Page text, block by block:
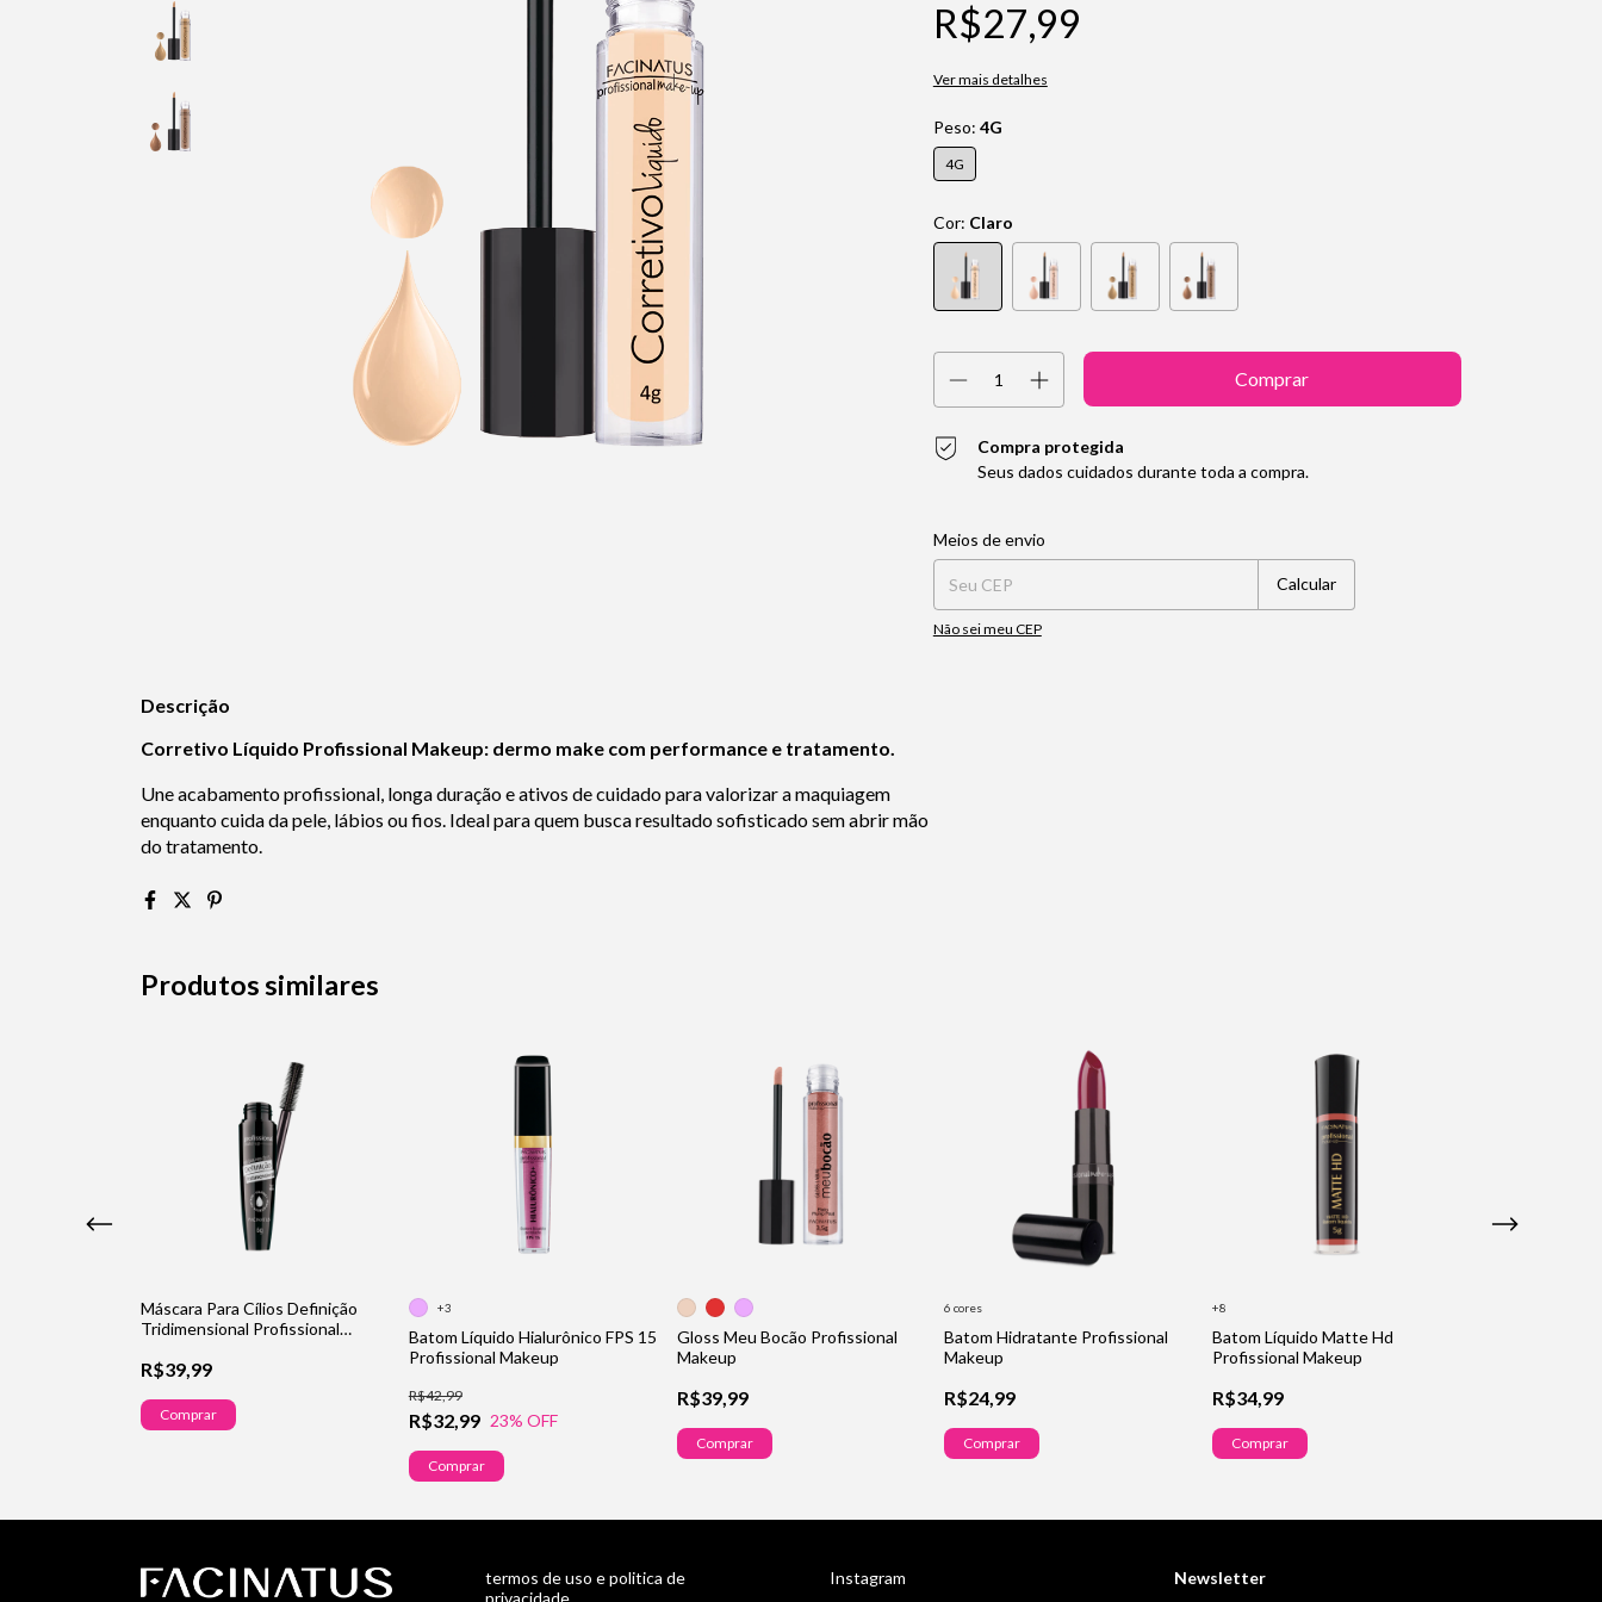
R$27,99
Ver mais detalhes
Peso: 4G
4G
Cor: Claro
Compra protegida
Seus dados cuidados durante toda a compra.
Entregas para o CEP:
Meios de envio
Calcular
Não sei meu CEP
Descrição
Corretivo Líquido Profissional Makeup: dermo make com performance e tratamento.
Une acabamento profissional, longa duração e ativos de cuidado para valorizar a maquiagem
enquanto cuida da pele, lábios ou fios. Ideal para quem busca resultado sofisticado sem abrir mão
do tratamento.
Produtos similares
Máscara Para Cílios Definição
Tridimensional Profissional
R$39,99
Comprar
Batom Líquido Hialurônico FPS 15
Profissional Makeup
R$32,99
R$42,99
23% OFF
+3
Comprar
Gloss Meu Bocão Profissional
Makeup
R$39,99
Comprar
Batom Hidratante Profissional
Makeup
R$24,99
6 cores
Comprar
Batom Líquido Matte Hd
Profissional Makeup
R$34,99
+8
Comprar
termos de uso e politica de
privacidade
Instagram Newsletter